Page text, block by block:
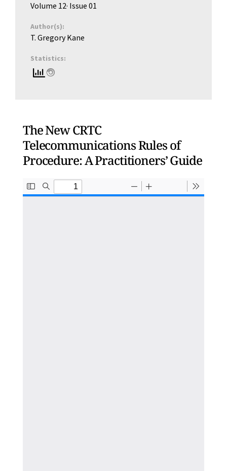
The New CRTC
Telecommunications Rules of
Procedure: A Practitioners’ Guide
Volume 12· Issue 01
Author(s):
T. Gregory Kane
Statistics: